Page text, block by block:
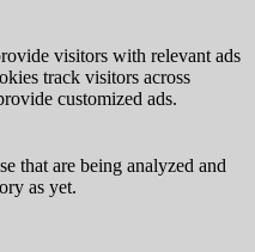
visitors with relevant ads
track visitors across
customized ads.
that are being analyzed and
as yet.